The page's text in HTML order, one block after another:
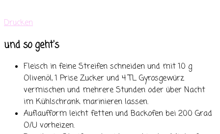
Drucken
und so geht's
Fleisch in feine Streifen schneiden und mit 10 g
Olivenöl, 1 Prise Zucker und 4 TL Gyrosgewürz
vermischen und mehrere Stunden oder über Nacht
im Kühlschrank marinieren lassen.
Auflaufform leicht fetten und Backofen bei 200 Grad
O/U vorheizen.